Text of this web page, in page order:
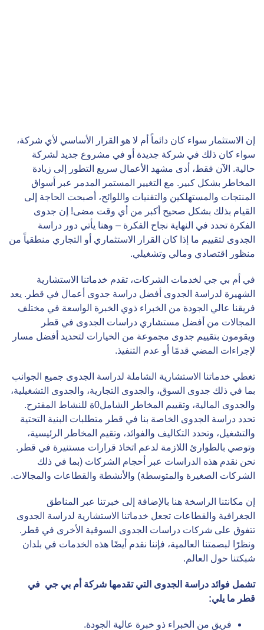
إن الاستثمار سواء كان دائماً أم لا هو القرار الأساسي لأي شركة،
سواء كان ذلك في شركة جديدة أو في مشروع جديد لشركة
حالية. الآن فقط، أدى مشهد الأعمال سريع التطور إلى زيادة
المخاطر بشكل كبير. مع التغيير المستمر المدمر عبر أسواق
المنتجات والمستهلكين والتقنيات واللوائح، أصبحت الحاجة إلى
القيام بذلك بشكل صحيح أكبر من أي وقت مضى! إن جدوى
الفكرة تحدد في النهاية نجاح الفكرة – وهنا يأتي دور دراسة
الجدوى لتقييم ما إذا كان القرار الاستثماري أو التجاري منطقياً من
منظور اقتصادي ومالي وتشغيلي.
في أم بي جي لخدمات الشركات، تقدم خدماتنا الاستشارية
الشهيرة لدراسة الجدوى أفضل دراسة جدوى أعمال في قطر. يعد
فريقنا عالي الجودة من الخبراء ذوي الخبرة الواسعة في مختلف
المجالات من أفضل مستشاري دراسات الجدوى في قطر
ويقومون بتقييم جدوى مجموعة من الخيارات لتحديد أفضل مسار
لإجراءات المضي قدمًا أو عدم التنفيذ.
تغطي خدماتنا الاستشارية الشاملة لدراسة الجدوى جميع الجوانب
بما في ذلك جدوى السوق، والجدوى التجارية، والجدوى التشغيلية،
والجدوى المالية، وتقييم المخاطر الشامل0ة للنشاط المقترح.
تحدد دراسة الجدوى الخاصة بنا في قطر متطلبات البنية التحتية
والتشغيل، وتحدد التكاليف والفوائد، وتقيم المخاطر الرئيسية،
وتوصي بالطوارئ اللازمة لدعم اتخاذ قرارات مستنيرة في قطر.
نحن نقدم هذه الدراسات عبر أحجام الشركات (بما في ذلك
الشركات الصغيرة والمتوسطة) والأنشطة والقطاعات والمجالات.
إن مكانتنا الراسخة هنا بالإضافة إلى خبرتنا عبر المناطق
الجغرافية والقطاعات تجعل خدماتنا الاستشارية لدراسة الجدوى
تتفوق على شركات دراسات الجدوى السوقية الأخرى في قطر.
ونظرًا لبصمتنا العالمية، فإننا نقدم أيضًا هذه الخدمات في بلدان
شبكتنا حول العالم.
تشمل فوائد دراسة الجدوى التي تقدمها شركة أم بي جي في
قطر ما يلي:
فريق من الخبراء ذو خبرة عالية الجودة.